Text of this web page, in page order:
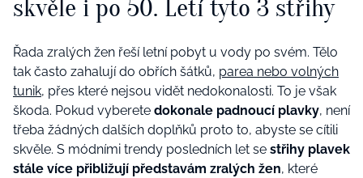
skvěle i po 50. Letí tyto 3 střihy
Řada zralých žen řeší letní pobyt u vody po svém. Tělo
tak často zahalují do obřích šátků, parea nebo volných
tunik, přes které nejsou vidět nedokonalosti. To je však
škoda. Pokud vyberete dokonale padnoucí plavky, není
třeba žádných dalších doplňků proto to, abyste se cítili
skvěle. S módními trendy posledních let se střihy plavek
stále více přibližují představám zralých žen, které